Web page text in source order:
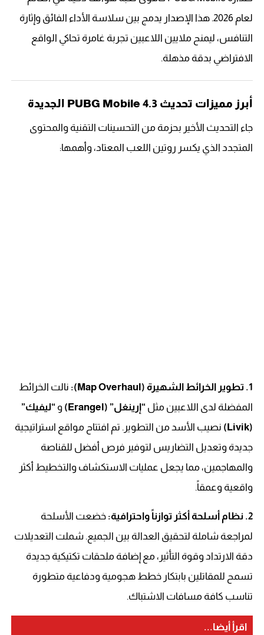
لعام 2026. هذا الإصدار يدمج بين سلاسة الأداء الفائق وإثارة
التنافس، ليمنح ملايين اللاعبين تجربة غامرة تحاكي الواقع
الافتراضي بدقة مذهلة.
أبرز مميزات تحديث PUBG Mobile 4.3 الجديدة
جاء التحديث الأخير بحزمة من التحسينات التقنية والمحتوى
المتجدد الذي يكسر روتين اللعب المعتاد، وأهمها:
1. تطوير الخرائط الشهيرة (Map Overhaul):
نالت الخرائط
المفضلة لدى اللاعبين مثل “إرينغل” (Erangel) و “ليفيك”
(Livik)
نصيب الأسد من التطوير. تم افتتاح مواقع استراتيجية
جديدة وتعديل التضاريس لتوفير فرص أفضل للقناصة
والمهاجمين، مما يجعل عمليات الاستكشاف والتخطيط أكثر
واقعية وعمقاً.
2. نظام أسلحة أكثر توازناً واحترافية:
خضعت الأسلحة
لمراجعة شاملة لتحقيق العدالة بين الجميع. شملت التعديلات
دقة الارتداد وقوة التأثير، مع إضافة ملحقات تكتيكية جديدة
تسمح للمقاتلين بابتكار خطط هجومية ودفاعية متطورة
تناسب كافة مسافات الاشتباك.
اقرأ أيضا...